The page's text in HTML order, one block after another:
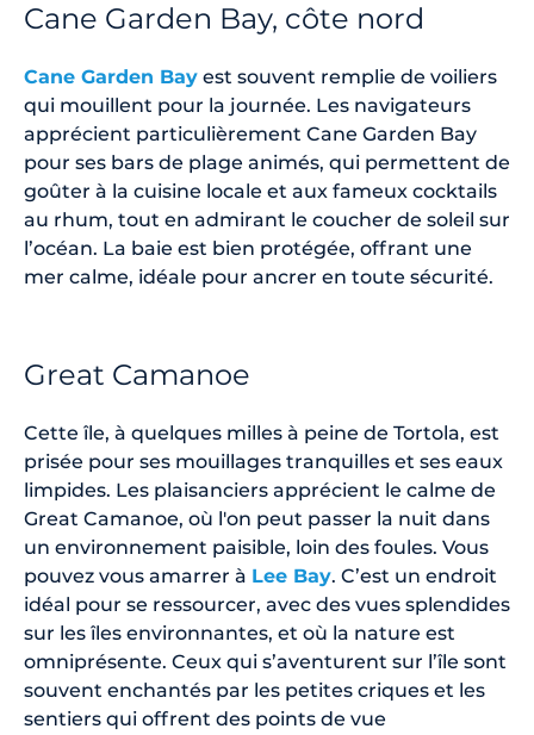
Cane Garden Bay, côte nord
Cane Garden Bay est souvent remplie de voiliers
qui mouillent pour la journée. Les navigateurs
apprécient particulièrement Cane Garden Bay
pour ses bars de plage animés, qui permettent de
goûter à la cuisine locale et aux fameux cocktails
au rhum, tout en admirant le coucher de soleil sur
l’océan. La baie est bien protégée, offrant une
mer calme, idéale pour ancrer en toute sécurité.
Great Camanoe
Cette île, à quelques milles à peine de Tortola, est
prisée pour ses mouillages tranquilles et ses eaux
limpides. Les plaisanciers apprécient le calme de
Great Camanoe, où l'on peut passer la nuit dans
un environnement paisible, loin des foules. Vous
pouvez vous amarrer à Lee Bay. C’est un endroit
idéal pour se ressourcer, avec des vues splendides
sur les îles environnantes, et où la nature est
omniprésente. Ceux qui s’aventurent sur l’île sont
souvent enchantés par les petites criques et les
sentiers qui offrent des points de vue